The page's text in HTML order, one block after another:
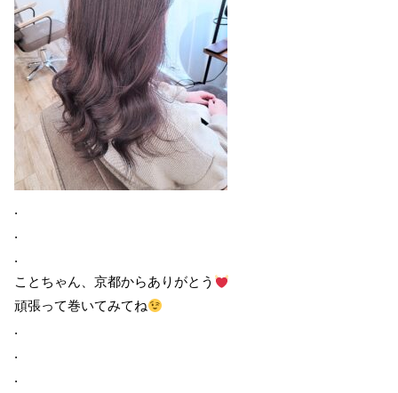
.
.
.
ことちゃん、京都からありがとう
頑張って巻いてみてね
.
.
.